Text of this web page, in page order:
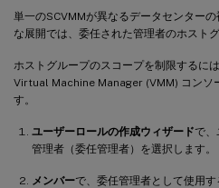
単一のSCVMMが異なるデータセンター
な展開では、委任された管理者のホスト
ホストグループのスコープを制限する
Virtual Machine Manager (VMM) コンソ
す。
ユーザーロールの作成ウィザードで
管理者（委任管理者）を選択します。
メンバーで、委任管理者として使用